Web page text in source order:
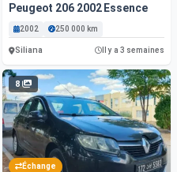
Peugeot 206 2002 Essence
2002 250 000 km
Siliana Il y a 3 semaines
8
Échange